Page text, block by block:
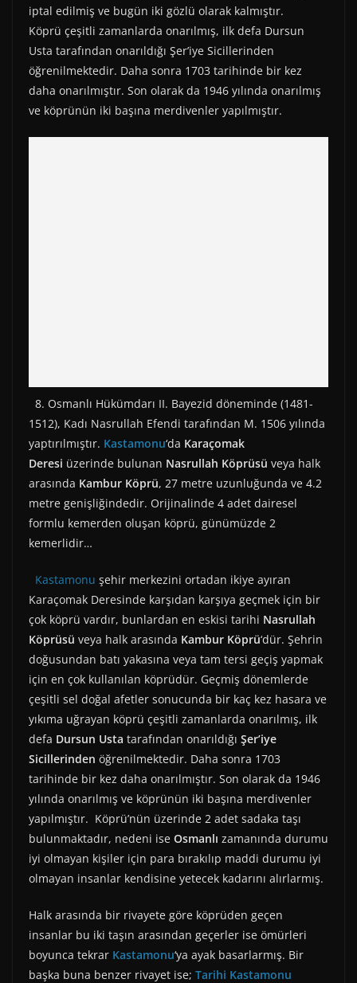
iptal edilmiş ve bugün iki gözlü olarak kalmıştır.
Köprü çeşitli zamanlarda onarılmış, ilk defa Dursun
Usta tarafından onarıldığı Şer’iye Sicillerinden
öğrenilmektedir. Daha sonra 1703 tarihinde bir kez
daha onarılmıştır. Son olarak da 1946 yılında onarılmış
ve köprünün iki başına merdivenler yapılmıştır.
8. Osmanlı Hükümdarı II. Bayezid döneminde (1481-
1512), Kadı Nasrullah Efendi tarafından M. 1506 yılında
yaptırılmıştır. Kastamonu‘da Karaçomak
Deresi üzerinde bulunan Nasrullah Köprüsü veya halk
arasında Kambur Köprü, 27 metre uzunluğunda ve 4.2
metre genişliğindedir. Orijinalinde 4 adet dairesel
formlu kemerden oluşan köprü, günümüzde 2
kemerlidir…
Kastamonu şehir merkezini ortadan ikiye ayıran
Karaçomak Deresinde karşıdan karşıya geçmek için bir
çok köprü vardır, bunlardan en eskisi tarihi Nasrullah
Köprüsü veya halk arasında Kambur Köprü‘dür. Şehrin
doğusundan batı yakasına veya tam tersi geçiş yapmak
için en çok kullanılan köprüdür. Geçmiş dönemlerde
çeşitli sel doğal afetler sonucunda bir kaç kez hasara ve
yıkıma uğrayan köprü çeşitli zamanlarda onarılmış, ilk
defa Dursun Usta tarafından onarıldığı Şer’iye
Sicillerinden öğrenilmektedir. Daha sonra 1703
tarihinde bir kez daha onarılmıştır. Son olarak da 1946
yılında onarılmış ve köprünün iki başına merdivenler
yapılmıştır. Köprü’nün üzerinde 2 adet sadaka taşı
bulunmaktadır, nedeni ise Osmanlı zamanında durumu
iyi olmayan kişiler için para bırakılıp maddi durumu iyi
olmayan insanlar kendisine yetecek kadarını alırlarmış.
Halk arasında bir rivayete göre köprüden geçen
insanlar bu iki taşın arasından geçerler ise ömürleri
boyunca tekrar Kastamonu‘ya ayak basarlarmış. Bir
başka buna benzer rivayet ise; Tarihi Kastamonu